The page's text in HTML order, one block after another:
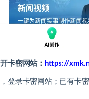
卡密网站： https://
登录卡密网站；已有卡